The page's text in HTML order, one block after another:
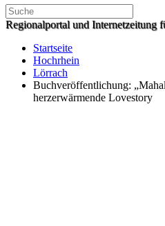
Regionalportal und Internetzeitung
Startseite
Hochrhein
Lörrach
Buchveröffentlichung:
herzerwärmende Lovestory